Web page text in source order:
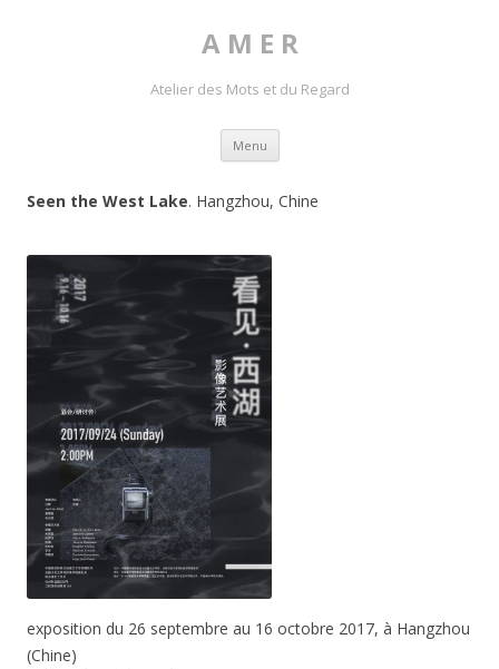
A M E R
Atelier des Mots et du Regard
Menu Skip to content
Seen the West Lake. Hangzhou, Chine
exposition du 26 septembre au 16 octobre 2017, à Hangzhou
(Chine)